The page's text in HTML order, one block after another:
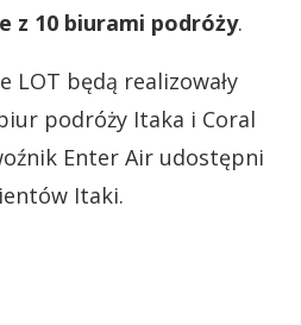
z 10 biurami podróży.
LOT będą realizowały
podróży Itaka i Coral
Enter Air udostępni
Itaki.